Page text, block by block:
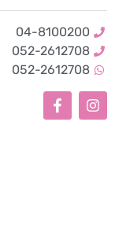
04-8100200
052-2612708
052-2612708